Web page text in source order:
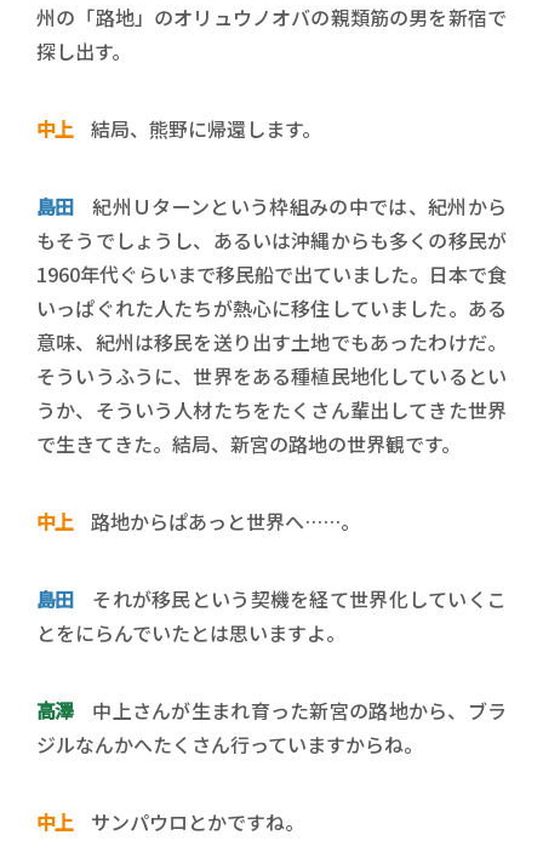
州の「路地」のオリュウノオバの親類筋の男を新宿で
探し出す。
中上結局、熊野に帰還します。
島田紀州Ｕターンという枠組みの中では、紀州から
もそうでしょうし、あるいは沖縄からも多くの移民が
1960年代ぐらいまで移民船で出ていました。日本で食
いっぱぐれた人たちが熱心に移住していました。ある
意味、紀州は移民を送り出す土地でもあったわけだ。
そういうふうに、世界をある種植民地化しているとい
うか、そういう人材たちをたくさん輩出してきた世界
で生きてきた。結局、新宮の路地の世界観です。
中上路地からぱあっと世界へ……。
島田
それが移民という契機を経て世界化していくこ
とをにらんでいたとは思いますよ。
高澤中上さんが生まれ育った新宮の路地から、ブラ
ジルなんかへたくさん行っていますからね。
中上 サンパウロとかですね。